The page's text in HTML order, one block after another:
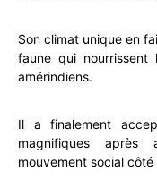
Son climat unique en
faune qui
amérindiens.
Il a finalement
magnifiques après
mouvement social